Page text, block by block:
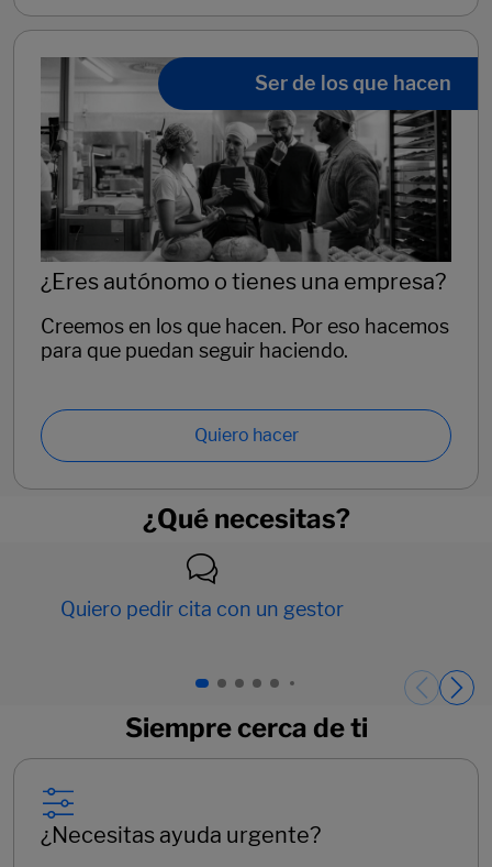
Ser de los que hacen
¿Eres autónomo o tienes una empresa?
Creemos en los que hacen. Por eso hacemos
para que puedan seguir haciendo.
Quiero hacer
¿Qué necesitas?
Quiero pedir cita con un gestor
Siempre cerca de ti
¿Necesitas ayuda urgente?